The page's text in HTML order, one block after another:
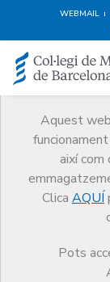
WEBMAIL
Aquest
així com
Clica AQUÍ
Pots
Notícies
Comunicació
Article del
diari Regió 7 (29/